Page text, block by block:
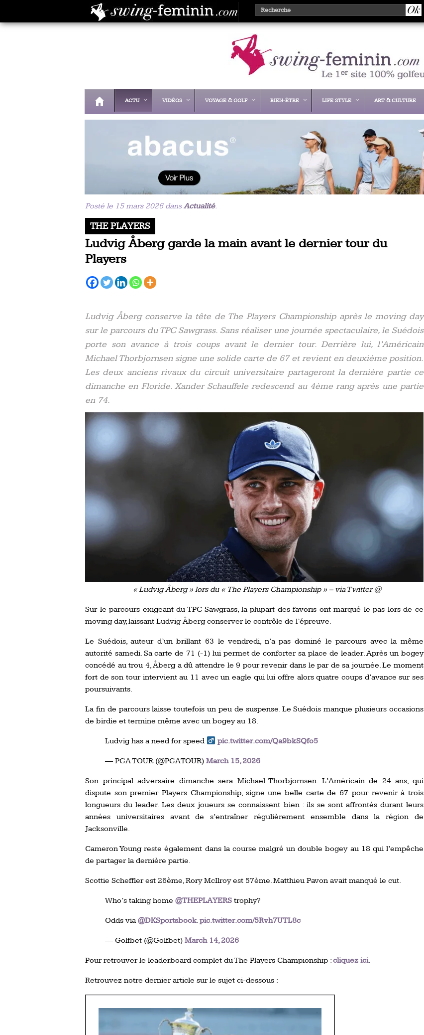
ACTU VIDÉOS VOYAGE & GOLF BIEN-ÊTRE LIFE STYLE ART & CULTURE
Posté le 15 mars 2026 dansActualité.
THE PLAYERS
Ludvig Åberg garde la main avant le dernier tour du
Players
Ludvig Åberg conserve la tête de The Players Championship après le moving day
sur le parcours du TPC Sawgrass. Sans réaliser une journée spectaculaire, le Suédois
porte son avance à trois coups avant le dernier tour. Derrière lui, l’Américain
Michael Thorbjornsen signe une solide carte de 67 et revient en deuxième position.
Les deux anciens rivaux du circuit universitaire partageront la dernière partie ce
dimanche en Floride. Xander Schauffele redescend au 4ème rang après une partie
en 74.
« Ludvig Åberg » lors du « The Players Championship » – via Twitter @
Sur le parcours exigeant du TPC Sawgrass, la plupart des favoris ont marqué le pas lors de ce
moving day, laissant Ludvig Åberg conserver le contrôle de l’épreuve.
Le Suédois, auteur d’un brillant 63 le vendredi, n’a pas dominé le parcours avec la même
autorité samedi. Sa carte de 71 (-1) lui permet de conforter sa place de leader. Après un bogey
concédé au trou 4, Åberg a dû attendre le 9 pour revenir dans le par de sa journée. Le moment
fort de son tour intervient au 11 avec un eagle qui lui offre alors quatre coups d’avance sur ses
poursuivants.
La fin de parcours laisse toutefois un peu de suspense. Le Suédois manque plusieurs occasions
de birdie et termine même avec un bogey au 18.
Ludvig has a need for speed pic.twitter.com/Qa9bkSQfo5
— PGA TOUR (@PGATOUR) March 15, 2026
Son principal adversaire dimanche sera Michael Thorbjornsen. L’Américain de 24 ans, qui
dispute son premier Players Championship, signe une belle carte de 67 pour revenir à trois
longueurs du leader. Les deux joueurs se connaissent bien : ils se sont affrontés durant leurs
années universitaires avant de s’entraîner régulièrement ensemble dans la région de
Jacksonville.
Cameron Young reste également dans la course malgré un double bogey au 18 qui l’empêche
de partager la dernière partie.
Scottie Scheffler est 26ème, Rory McIlroy est 57ème. Matthieu Pavon avait manqué le cut.
Who’s taking home @THEPLAYERS trophy?
Odds via@DKSportsbook.pic.twitter.com/5Rvh7UTL8c
— Golfbet (@Golfbet) March 14, 2026
Pour retrouver le leaderboard complet du The Players Championship :cliquez ici.
Retrouvez notre dernier article sur le sujet ci-dessous :